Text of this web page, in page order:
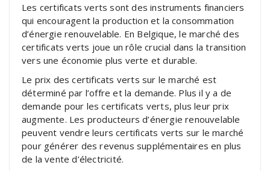
Les certificats verts sont des instruments financiers
qui encouragent la production et la consommation
d’énergie renouvelable. En Belgique, le marché des
certificats verts joue un rôle crucial dans la transition
vers une économie plus verte et durable.
Le prix des certificats verts sur le marché est
déterminé par l’offre et la demande. Plus il y a de
demande pour les certificats verts, plus leur prix
augmente. Les producteurs d’énergie renouvelable
peuvent vendre leurs certificats verts sur le marché
pour générer des revenus supplémentaires en plus
de la vente d’électricité.